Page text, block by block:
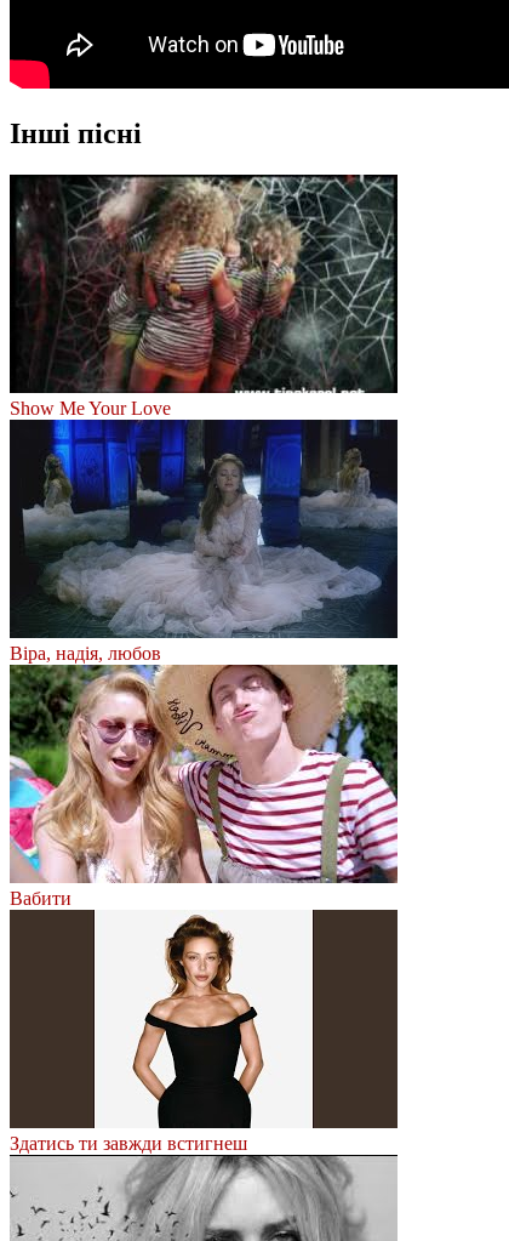
Інші пісні
Show Me Your Love
Віра, надія, любов
Вабити
Здатись ти завжди встигнеш